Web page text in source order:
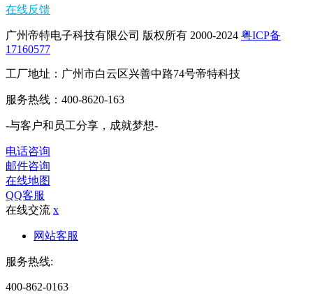
在线反馈
广州帝特电子科技有限公司 版权所有 2000-2024 粤ICP备
17160577
工厂地址：广州市白云区兴善中路74号帝特科技
服务热线：400-8620-163
-与客户和员工分享，成就梦想-
电话咨询
邮件咨询
在线地图
QQ客服
在线交流 x
网站客服
服务热线:
400-862-0163